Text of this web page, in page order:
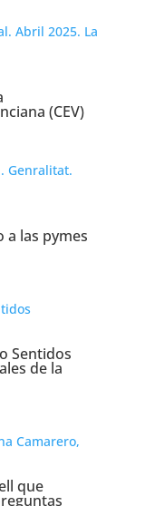
(CEV)
a las pymes
Sentidos
de la
que